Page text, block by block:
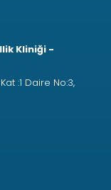
Kliniği -
:1 Daire No:3,